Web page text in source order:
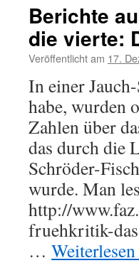
Berichte
die vierte:
Veröffentlicht am 17.
In einer
habe, wurden
Zahlen über
das durch die
Schröder-
wurde. Man
http://
fruehkritik-
… Weiterlesen